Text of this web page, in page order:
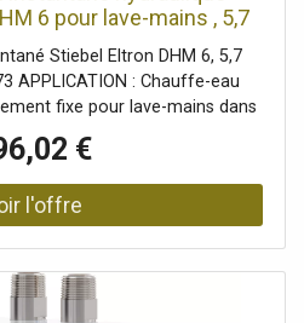
6 pour lave-mains , 5,7
fixe 230v,
+ sans pression, 185473
Stiebel Eltron DHM 6, 5,7
APPLICATION : Chauffe-eau
fixe pour lave-mains dans
Eau tiède instantanée (environ
cuisines et salles de bains ; un
eau instantané STIEBEL
plus est requis. EFFICACE :
RACCORD : Pour raccord
€